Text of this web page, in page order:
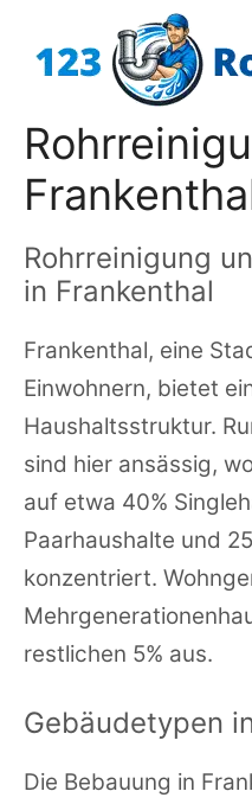
Inhalt
Rohrreinigung
in Frankenthal
Frankenthal, eine
Einwohnern, bietet
Haushaltsstruktur.
sind hier ansässig,
auf etwa 40%
Paarhaushalte und
konzentriert.
restlichen 5% aus.
Gebäudetypen
Die Bebauung in